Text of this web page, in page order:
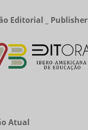
Editorial _ Publisher
Atual